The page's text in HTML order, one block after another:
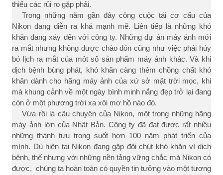
thiểu các rủi ro gặp phải.
Trong những năm gần đây công cuộc tái cơ cấu của
Nikon đang diễn ra khá mạnh mẽ. Liên tiếp là những khó
khăn đang xảy đến với công ty. Những dự án máy ảnh mới
ra mắt nhưng không được chào đón cũng như việc phải hủy
bỏ lịch ra mắt của môt số sản phẩm máy ảnh khác. Và khi
dịch bệnh bùng phát, khó khăn càng thêm chồng chất khó
khăn dành cho hãng máy ảnh của xứ sở mặt trời mọc, khi
mà khung cảnh về một ngày bình minh nắng đẹp trở lại đang
còn ở một phương trời xa xôi mơ hồ nào đó.
Vừa rồi là câu chuyện của Nikon, một trong những hãng
máy ảnh lớn của Nhật Bản. Công ty đã đạt được rất nhiều
những thành tựu trong suốt hơn 100 năm phát triển của
mình. Dù hiện tại Nikon đang gặp đôi chút khó khăn vì dịch
bệnh, thế nhưng với những nền tảng vững chắc mà Nikon có
được, chúng ta hoàn toàn có quyền tin tưởng vào một tương